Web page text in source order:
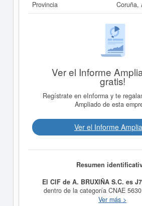
Provincia
Coruña,
Ver el Informe
gratis!
Regístrate en eInforma y te
Ampliado de esta
Ver el Informe
Resumen
El CIF de A. BRUXIÑA S.C. es
dentro de la categoría CNAE
A. BRUXIÑA S.C.
Ver más >